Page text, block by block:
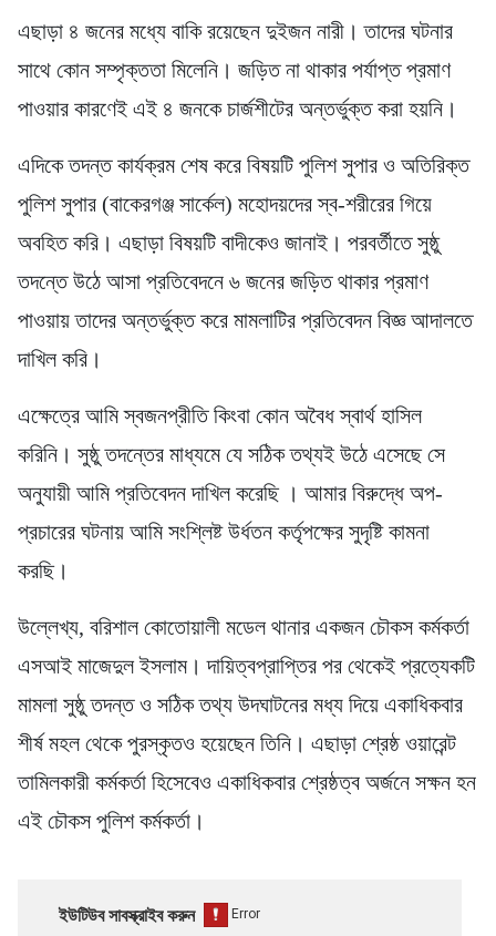
এছাড়া ৪ জনের মধ্যে বাকি রয়েছেন দুইজন নারী। তাদের ঘটনার
সাথে কোন সম্পৃক্ততা মিলেনি। জড়িত না থাকার পর্যাপ্ত প্রমাণ
পাওয়ার কারণেই এই ৪ জনকে চার্জশীটের অন্তর্ভুক্ত করা হয়নি।
এদিকে তদন্ত কার্যক্রম শেষ করে বিষয়টি পুলিশ সুপার ও অতিরিক্ত
পুলিশ সুপার (বাকেরগঞ্জ সার্কেল) মহোদয়দের স্ব-শরীরের গিয়ে
অবহিত করি। এছাড়া বিষয়টি বাদীকেও জানাই। পরবর্তীতে সুষ্ঠু
তদন্তে উঠে আসা প্রতিবেদনে ৬ জনের জড়িত থাকার প্রমাণ
পাওয়ায় তাদের অন্তর্ভুক্ত করে মামলাটির প্রতিবেদন বিজ্ঞ আদালতে
দাখিল করি।
এক্ষেত্রে আমি স্বজনপ্রীতি কিংবা কোন অবৈধ স্বার্থ হাসিল
করিনি। সুষ্ঠু তদন্তের মাধ্যমে যে সঠিক তথ্যই উঠে এসেছে সে
অনুযায়ী আমি প্রতিবেদন দাখিল করেছি । আমার বিরুদ্ধে অপ-
প্রচারের ঘটনায় আমি সংশ্লিষ্ট উর্ধতন কর্তৃপক্ষের সুদৃষ্টি কামনা
করছি।
উল্লেখ্য, বরিশাল কোতোয়ালী মডেল থানার একজন চৌকস কর্মকর্তা
এসআই মাজেদুল ইসলাম। দায়িত্বপ্রাপ্তির পর থেকেই প্রত্যেকটি
মামলা সুষ্ঠু তদন্ত ও সঠিক তথ্য উদঘাটনের মধ্য দিয়ে একাধিকবার
শীর্ষ মহল থেকে পুরস্কৃতও হয়েছেন তিনি। এছাড়া শ্রেষ্ঠ ওয়ারেন্ট
তামিলকারী কর্মকর্তা হিসেবেও একাধিকবার শ্রেষ্ঠত্ব অর্জনে সক্ষন হন
এই চৌকস পুলিশ কর্মকর্তা।
ইউটিউব সাবস্ক্রাইব করুন